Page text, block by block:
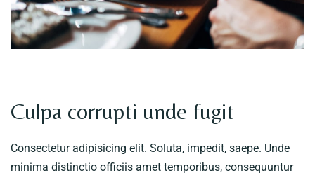
Culpa corrupti unde fugit
Consectetur adipisicing elit. Soluta, impedit, saepe. Unde
minima distinctio officiis amet temporibus, consequuntur